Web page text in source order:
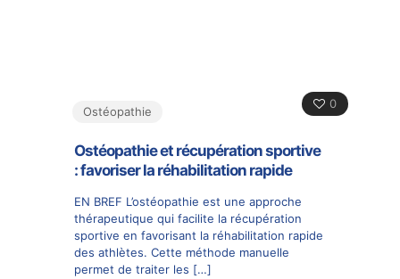
0
Ostéopathie
Ostéopathie et récupération sportive
: favoriser la réhabilitation rapide
EN BREF L’ostéopathie est une approche
thérapeutique qui facilite la récupération
sportive en favorisant la réhabilitation rapide
des athlètes. Cette méthode manuelle
permet de traiter les […]